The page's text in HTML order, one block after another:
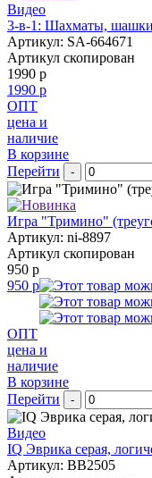
Видео
3-в-1: Шахматы,
Артикул: SA-664671
Артикул скопирован
1990 р
1990 р
ОПТ
цена и
наличие
В корзине
Перейти
-
Игра "Тримино"
Артикул: ni-8897
Артикул скопирован
950 р
950 р
ОПТ
цена и
наличие
В корзине
Перейти
-
Видео
IQ Эврика серая,
Артикул: BB2505